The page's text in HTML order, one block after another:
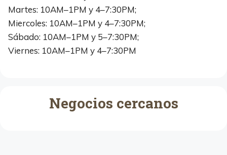
Martes: 10AM–1PM y 4–7:30PM;
Miercoles: 10AM–1PM y 4–7:30PM;
Sábado: 10AM–1PM y 5–7:30PM;
Viernes: 10AM–1PM y 4–7:30PM
Negocios cercanos